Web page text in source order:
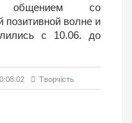
общением со
позитивной волне и
с 10.06. до
Творчість